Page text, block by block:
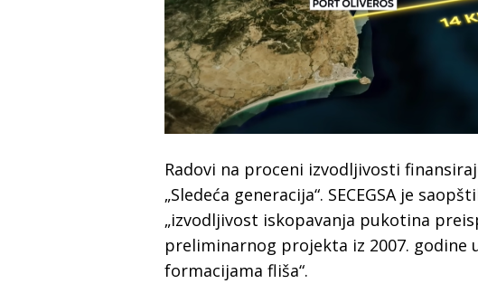
Radovi na proceni izvodljivosti
„Sledeća generacija“. SECEGSA je
„izvodljivost iskopavanja pukotina
preliminarnog projekta iz 2007. godine
formacijama fliša“.